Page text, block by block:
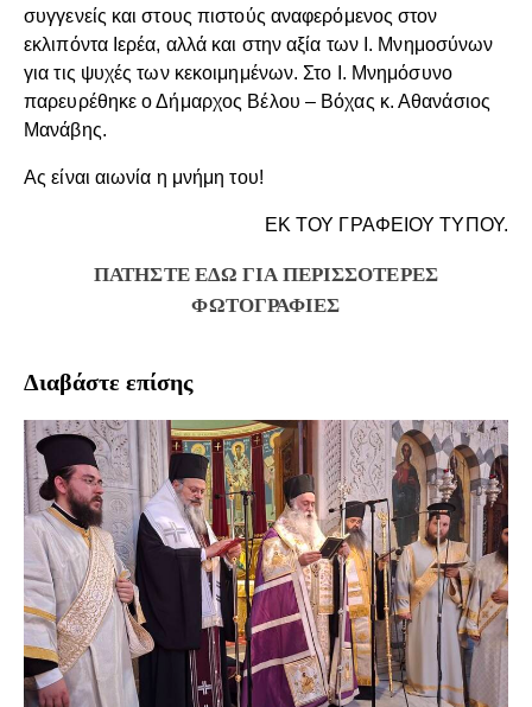
συγγενείς και στους πιστούς αναφερόμενος στον
εκλιπόντα Ιερέα, αλλά και στην αξία των Ι. Μνημοσύνων
για τις ψυχές των κεκοιμημένων. Στο Ι. Μνημόσυνο
παρευρέθηκε ο Δήμαρχος Βέλου – Βόχας κ. Αθανάσιος
Μανάβης.
Ας είναι αιωνία η μνήμη του!
ΕΚ ΤΟΥ ΓΡΑΦΕΙΟΥ ΤΥΠΟΥ.
ΠΑΤΗΣΤΕ ΕΔΩ ΓΙΑ ΠΕΡΙΣΣΟΤΕΡΕΣ
ΦΩΤΟΓΡΑΦΙΕΣ
Διαβάστε επίσης